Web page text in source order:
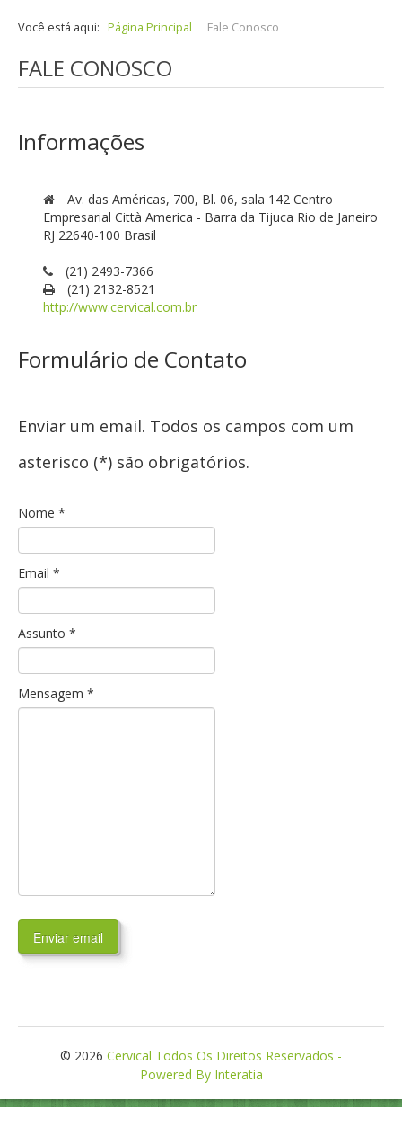
Você está aqui: Página Principal Fale Conosco
FALE CONOSCO
Informações
Av. das Américas, 700, Bl. 06, sala 142 Centro
Empresarial Città America - Barra da Tijuca Rio de Janeiro
RJ 22640-100 Brasil
(21) 2493-7366
(21) 2132-8521
http://www.cervical.com.br
Formulário de Contato
Enviar um email. Todos os campos com um
asterisco (*) são obrigatórios.
Nome *
Email *
Assunto *
Mensagem *
Enviar email
© 2026 Cervical Todos Os Direitos Reservados -
Powered By Interatia